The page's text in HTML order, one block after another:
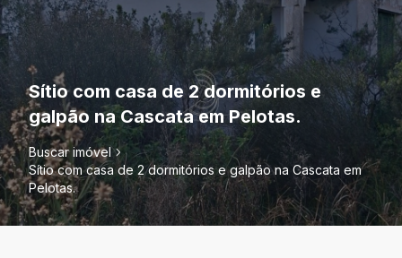
Sítio com casa de 2 dormitórios e
galpão na Cascata em Pelotas.
Buscar imóvel
Sítio com casa de 2 dormitórios e galpão na Cascata em
Pelotas.